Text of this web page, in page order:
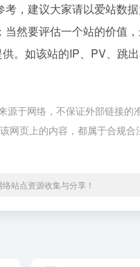
考，建议大家请以爱站数
当然要评估一个站的价值
。如该站的IP、PV、跳出
源于网络，不保证外部链接
网页上的内容，都属于合规
站点资源收集与分享！